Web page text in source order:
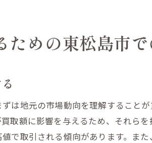
取を狙うためのカメラとオーディオ
オーディオ機器とカメラの売却タイミ
買取価格を最大化するための準備
地域コミュニティを利用した情報収集
ための東松島市
は地元の市場動向を理解すること
取額に影響を与えるため、それら
で取引される傾向があります。ま